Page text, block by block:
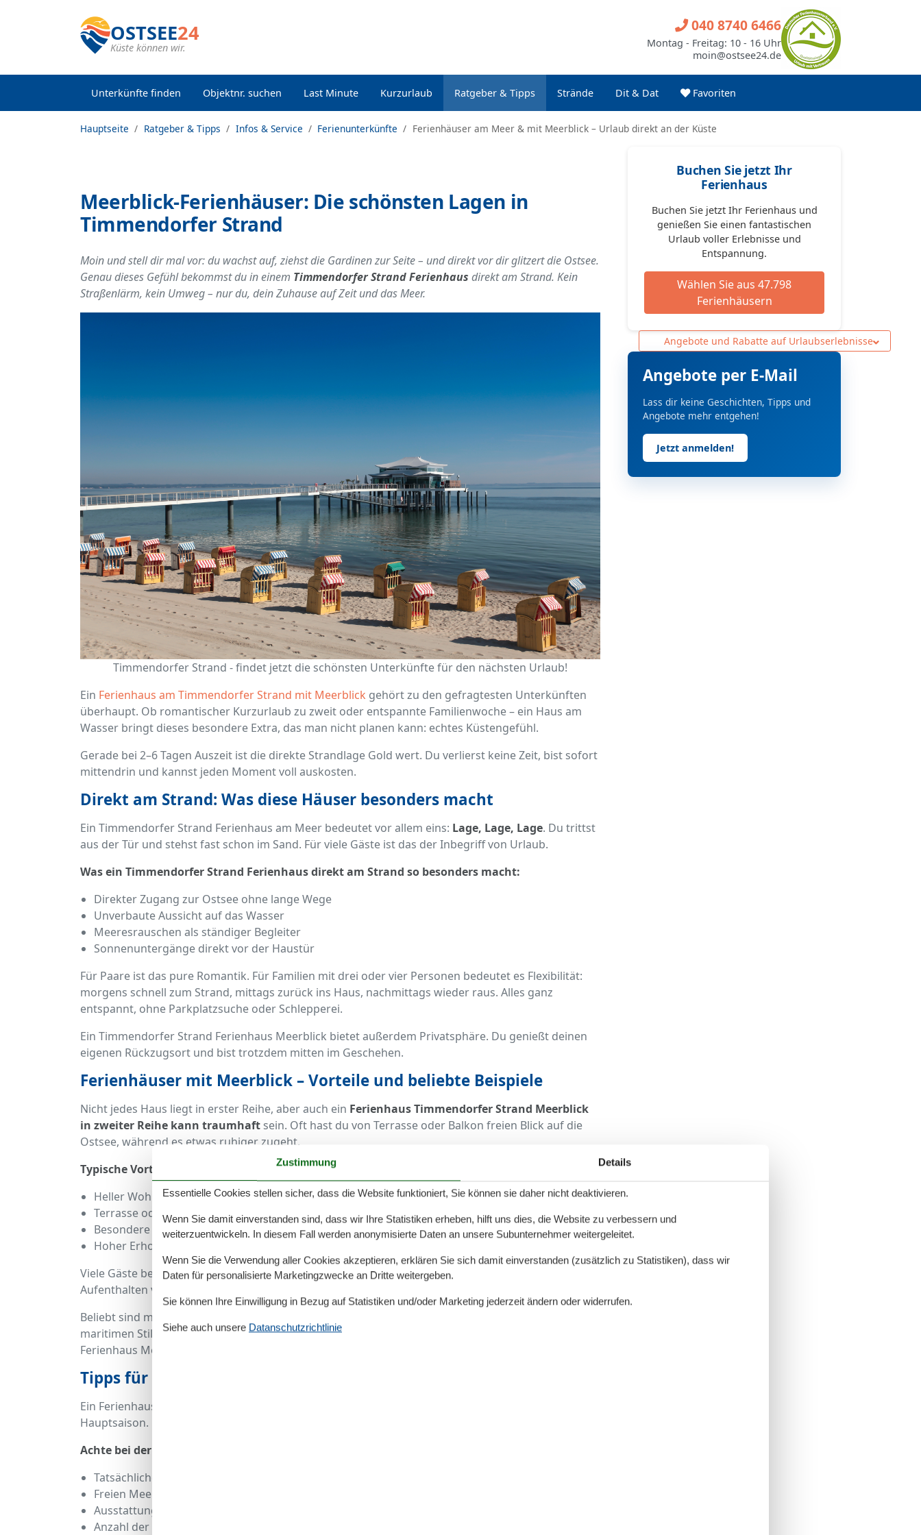
OSTSEE24
Küste können wir.
Unterkünfte finden Objektnr. suchen Last Minute Kurzurlaub Ratgeber & Tipps Strände Dit & Dat Favoriten
040 8740 6466
Montag - Freitag: 10 - 16 Uhr
moin@ostsee24.de
Hauptseite Ratgeber & Tipps Infos & Service Ferienunterkünfte Ferienhäuser am Meer & mit Meerblick – Urlaub direkt an der Küste
Meerblick-Ferienhäuser: Die schönsten Lagen in
Timmendorfer Strand
Moin und stell dir mal vor: du wachst auf, ziehst die Gardinen zur Seite – und direkt vor dir glitzert die Ostsee.
Genau dieses Gefühl bekommst du in einem Timmendorfer Strand Ferienhaus direkt am Strand. Kein
Straßenlärm, kein Umweg – nur du, dein Zuhause auf Zeit und das Meer.
Timmendorfer Strand - findet jetzt die schönsten Unterkünfte für den nächsten Urlaub!
Ein Ferienhaus am Timmendorfer Strand mit Meerblick gehört zu den gefragtesten Unterkünften
überhaupt. Ob romantischer Kurzurlaub zu zweit oder entspannte Familienwoche – ein Haus am
Wasser bringt dieses besondere Extra, das man nicht planen kann: echtes Küstengefühl.
Gerade bei 2–6 Tagen Auszeit ist die direkte Strandlage Gold wert. Du verlierst keine Zeit, bist sofort
mittendrin und kannst jeden Moment voll auskosten.
Direkt am Strand: Was diese Häuser besonders macht
Ein Timmendorfer Strand Ferienhaus am Meer bedeutet vor allem eins: Lage, Lage, Lage. Du trittst
aus der Tür und stehst fast schon im Sand. Für viele Gäste ist das der Inbegriff von Urlaub.
Was ein Timmendorfer Strand Ferienhaus direkt am Strand so besonders macht:
Direkter Zugang zur Ostsee ohne lange Wege
Unverbaute Aussicht auf das Wasser
Meeresrauschen als ständiger Begleiter
Sonnenuntergänge direkt vor der Haustür
Für Paare ist das pure Romantik. Für Familien mit drei oder vier Personen bedeutet es Flexibilität:
morgens schnell zum Strand, mittags zurück ins Haus, nachmittags wieder raus. Alles ganz
entspannt, ohne Parkplatzsuche oder Schlepperei.
Ein Timmendorfer Strand Ferienhaus Meerblick bietet außerdem Privatsphäre. Du genießt deinen
eigenen Rückzugsort und bist trotzdem mitten im Geschehen.
Ferienhäuser mit Meerblick – Vorteile und beliebte Beispiele
Nicht jedes Haus liegt in erster Reihe, aber auch ein Ferienhaus Timmendorfer Strand Meerblick
in zweiter Reihe kann traumhaft sein. Oft hast du von Terrasse oder Balkon freien Blick auf die
Ostsee, während es etwas ruhiger zugeht.
Typische Vorteile eines Ferienhaus am Timmendorfer Strand mit Meerblick:
Heller Wohnbereich mit großen Fenstern
Terrasse oder Balkon mit Aussicht
Besondere Lichtstimmung morgens und abends
Hoher Erholungsfaktor
Viele Gäste berichten, dass schon der Blick aufs Meer den Puls senkt. Gerade bei längeren
Aufenthalten von 8–13 Tagen macht das einen echten Unterschied.
Beliebt sind moderne Neubauten mit Panoramafenstern ebenso wie charmante Häuser im
maritimen Stil. Ob für zwei Personen oder für die ganze Familie – ein Timmendorfer Strand
Ferienhaus Meerblick ist immer ein kleines Upgrade.
Tipps für die Buchung einer Unterkunft am Wasser
Ein Ferienhaus Timmendorfer Strand direkt am Strand ist
Hauptsaison. Deshalb lohnt es sich, frühzeitig zu planen.
Achte bei der Buchung auf:
Tatsächliche Entfernung zum Strand
Freien Meerblick oder seitliche Sicht
Ausstattung von Terrasse oder Balkon
Anzahl der Schlafzimmer je nach Personenzahl
Buchen Sie jetzt Ihr
Ferienhaus
Buchen Sie jetzt Ihr Ferienhaus und
genießen Sie einen fantastischen
Urlaub voller Erlebnisse und
Entspannung.
Wählen Sie aus 47.798
Ferienhäusern
Angebote und Rabatte auf Urlaubserlebnisse
Angebote per E-Mail
Lass dir keine Geschichten, Tipps und
Angebote mehr entgehen!
Jetzt anmelden!
Zustimmung Details
Essentielle Cookies stellen sicher, dass die Website funktioniert, Sie können sie daher nicht deaktivieren.
Wenn Sie damit einverstanden sind, dass wir Ihre Statistiken erheben, hilft uns dies, die Website zu verbessern und
weiterzuentwickeln. In diesem Fall werden anonymisierte Daten an unsere Subunternehmer weitergeleitet.
Wenn Sie die Verwendung aller Cookies akzeptieren, erklären Sie sich damit einverstanden (zusätzlich zu Statistiken), dass wir
Daten für personalisierte Marketingzwecke an Dritte weitergeben.
Sie können Ihre Einwilligung in Bezug auf Statistiken und/oder Marketing jederzeit ändern oder widerrufen.
Siehe auch unsere Datanschutzrichtlinie